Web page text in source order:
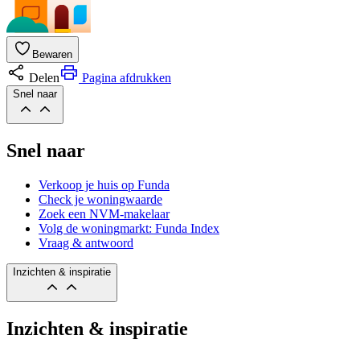
Bewaren
Delen Pagina afdrukken
Snel naar
Snel naar
Verkoop je huis op Funda
Check je woningwaarde
Zoek een NVM-makelaar
Volg de woningmarkt: Funda Index
Vraag & antwoord
Inzichten & inspiratie
Inzichten & inspiratie